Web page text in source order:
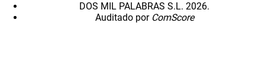
DOS MIL PALABRAS S.L. 2026.
Auditado por ComScore